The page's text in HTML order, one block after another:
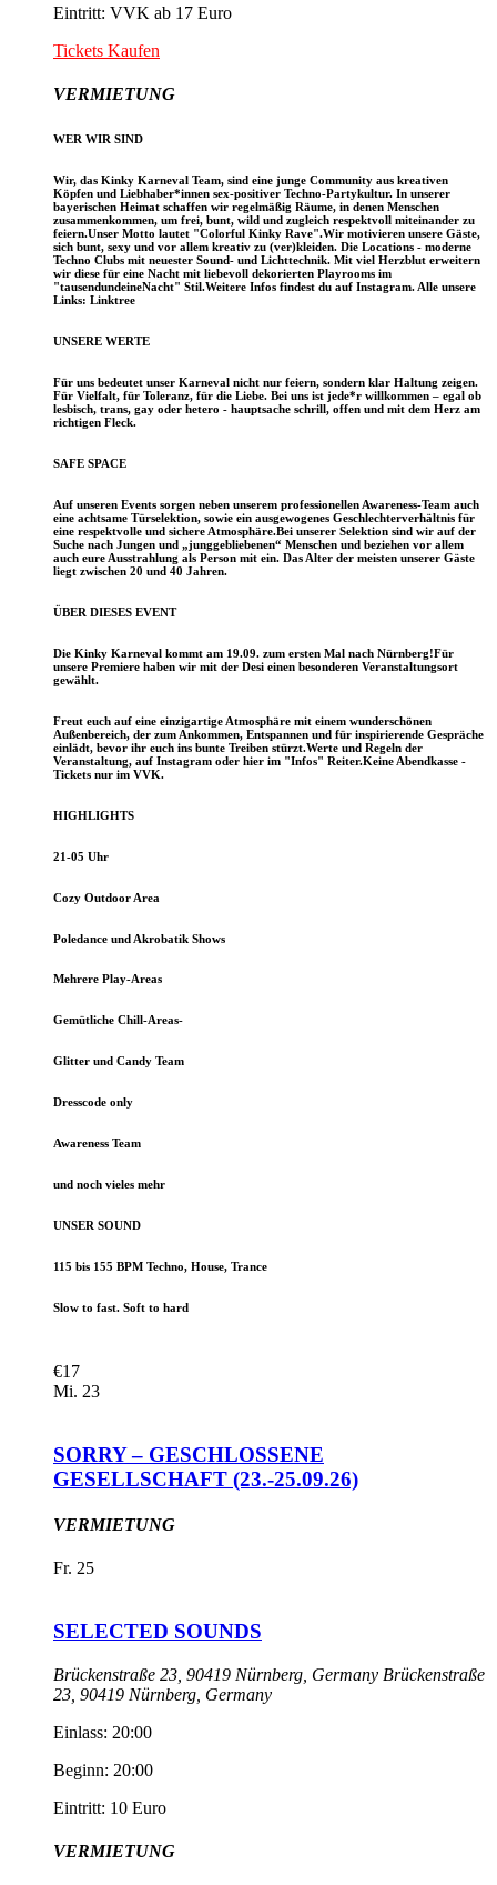
Eintritt: VVK ab 17 Euro
Tickets Kaufen
VERMIETUNG
WER WIR SIND
Wir, das Kinky Karneval Team, sind eine junge Community aus kreativen
Köpfen und Liebhaber*innen sex-positiver Techno-Partykultur. In unserer
bayerischen Heimat schaffen wir regelmäßig Räume, in denen Menschen
zusammenkommen, um frei, bunt, wild und zugleich respektvoll miteinander zu
feiern.Unser Motto lautet "Colorful Kinky Rave".Wir motivieren unsere Gäste,
sich bunt, sexy und vor allem kreativ zu (ver)kleiden. Die Locations - moderne
Techno Clubs mit neuester Sound- und Lichttechnik. Mit viel Herzblut erweitern
wir diese für eine Nacht mit liebevoll dekorierten Playrooms im
"tausendundeineNacht" Stil.Weitere Infos findest du auf Instagram. Alle unsere
Links: Linktree
UNSERE WERTE
Für uns bedeutet unser Karneval nicht nur feiern, sondern klar Haltung zeigen.
Für Vielfalt, für Toleranz, für die Liebe. Bei uns ist jede*r willkommen – egal ob
lesbisch, trans, gay oder hetero - hauptsache schrill, offen und mit dem Herz am
richtigen Fleck.
SAFE SPACE
Auf unseren Events sorgen neben unserem professionellen Awareness-Team auch
eine achtsame Türselektion, sowie ein ausgewogenes Geschlechterverhältnis für
eine respektvolle und sichere Atmosphäre.Bei unserer Selektion sind wir auf der
Suche nach Jungen und „junggebliebenen“ Menschen und beziehen vor allem
auch eure Ausstrahlung als Person mit ein. Das Alter der meisten unserer Gäste
liegt zwischen 20 und 40 Jahren.
ÜBER DIESES EVENT
Die Kinky Karneval kommt am 19.09. zum ersten Mal nach Nürnberg!Für
unsere Premiere haben wir mit der Desi einen besonderen Veranstaltungsort
gewählt.
Freut euch auf eine einzigartige Atmosphäre mit einem wunderschönen
Außenbereich, der zum Ankommen, Entspannen und für inspirierende Gespräche
einlädt, bevor ihr euch ins bunte Treiben stürzt.Werte und Regeln der
Veranstaltung, auf Instagram oder hier im "Infos" Reiter.Keine Abendkasse -
Tickets nur im VVK.
HIGHLIGHTS
21-05 Uhr
Cozy Outdoor Area
Poledance und Akrobatik Shows
Mehrere Play-Areas
Gemütliche Chill-Areas-
Glitter und Candy Team
Dresscode only
Awareness Team
und noch vieles mehr
UNSER SOUND
115 bis 155 BPM Techno, House, Trance
Slow to fast. Soft to hard
€17
Mi. 23
SORRY – GESCHLOSSENE
GESELLSCHAFT (23.-25.09.26)
VERMIETUNG
Fr. 25
SELECTED SOUNDS
Brückenstraße 23, 90419 Nürnberg, Germany Brückenstraße
23, 90419 Nürnberg, Germany
Einlass: 20:00
Beginn: 20:00
Eintritt: 10 Euro
VERMIETUNG